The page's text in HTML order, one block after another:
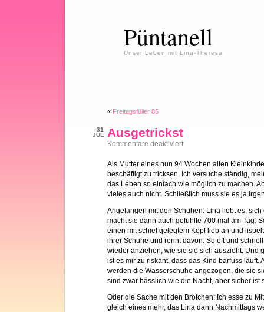
Püntanell
Unser Leben mit Lina-Theresa
« Freitagsfüller 85
31
JUL
Ausgetrickst
Kommentare deaktiviertfür
Als Mutter eines nun 94 Wochen alten
beschäftigt zu tricksen. Ich versuche ständig,
das Leben so einfach wie möglich zu machen.
vieles auch nicht. Schließlich muss sie es ja
Angefangen mit den Schuhen: Lina liebt es,
macht sie dann auch gefühlte 700 mal am Tag:
einen mit schief gelegtem Kopf lieb an und
ihrer Schuhe und rennt davon. So oft und
wieder anziehen, wie sie sie sich auszieht. Und
ist es mir zu riskant, dass das Kind barfuss läuft.
werden die Wasserschuhe angezogen, die sie
sind zwar hässlich wie die Nacht, aber sicher ist
Oder die Sache mit den Brötchen: Ich esse zu
gleich eines mehr, das Lina dann Nachmittags